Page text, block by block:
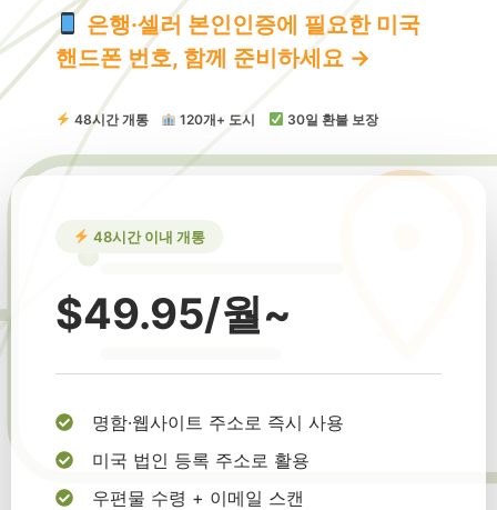
은행·셀러 본인인증에 필요한 미국
핸드폰 번호, 함께 준비하세요 →
48시간 개통 120개+ 도시 30일 환불 보장
48시간 이내 개통
$49.95/월~
명함·웹사이트 주소로 즉시 사용
미국 법인 등록 주소로 활용
우편물 수령 + 이메일 스캔